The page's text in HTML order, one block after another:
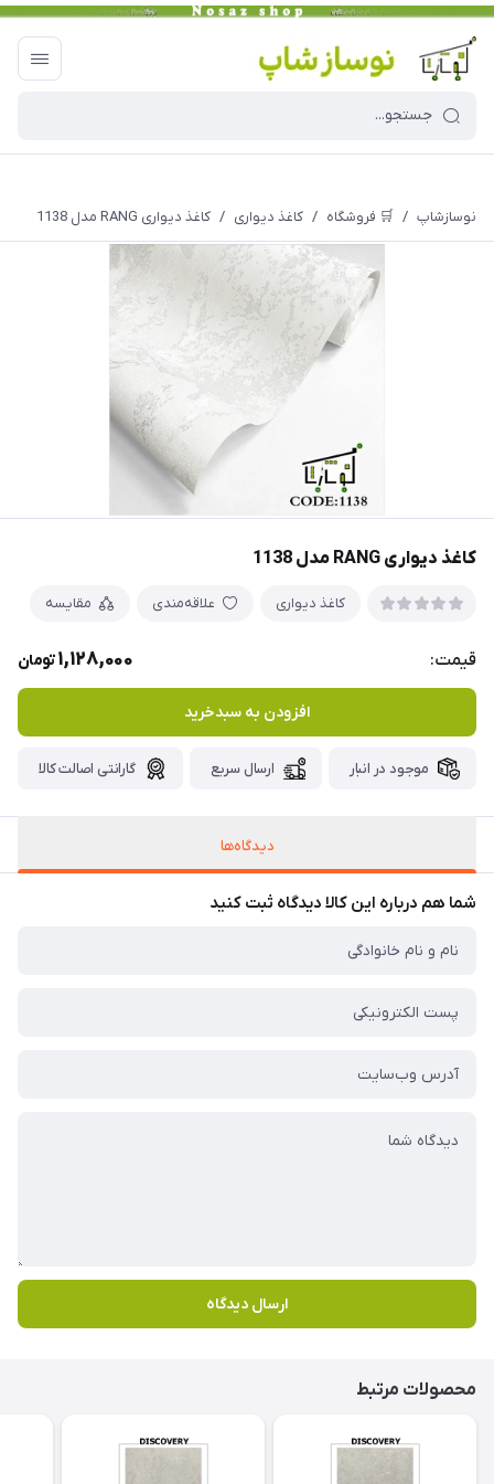
نوسازشاپ / 🛒 فروشگاه / کاغذ دیواری / کاغذ دیواری RANG مدل 1138
کاغذ دیواری RANG مدل 1138
کاغذ دیواری علاقه‌مندی مقایسه
قیمت: 1,128,000تومان
افزودن به سبدخرید
موجود در انبار ارسال سریع گارانتی اصالت کالا
دیدگاه‌ها
شما هم درباره این کالا دیدگاه ثبت کنید
ارسال دیدگاه
محصولات مرتبط